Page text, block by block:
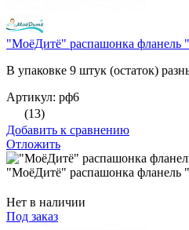
"МоёДитё" распашонка фланель
В упаковке 9 штук (остаток)
Артикул: рф6
(13)
Добавить к сравнению
Отложить
"МоёДитё" распашонка фланель
Нет в наличии
Под заказ